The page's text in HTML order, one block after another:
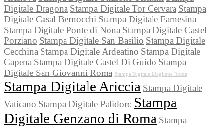
Digitale Dragona Stampa Digitale Tor Cervara Stampa
Digitale Casal Bernocchi Stampa Digitale Farnesina
Stampa Digitale Ponte di Nona Stampa Digitale Castel
Porziano Stampa Digitale San Basilio Stampa Digitale
Cecchina Stampa Digitale Ardeatino Stampa Digitale
Capena Stampa Digitale Castel Di Guido Stampa
Digitale San Giovanni Roma Stampa Digitale Magliette Roma
Stampa Digitale Ariccia Stampa Digitale
Vaticano Stampa Digitale Palidoro Stampa
Digitale Genzano di Roma Stampa